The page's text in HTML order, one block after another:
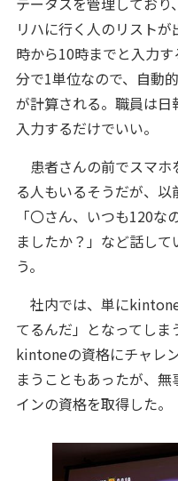
リハに行く人のリスト
時から10時までと入力
分で1単位なので、自動
が計算される。職員は
入力するだけでいい。
患者さんの前でスマホ
る人もいるそうだが、以
「〇さん、いつも120
ましたか？」など話し
う。
社内では、単に
てるんだ」となってしま
kintoneの資格にチャレ
まうこともあったが、
インの資格を取得した。